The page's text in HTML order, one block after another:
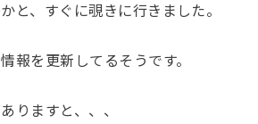
と、すぐに覗きに行きました。
報を更新してるそうです。
りますと、、、